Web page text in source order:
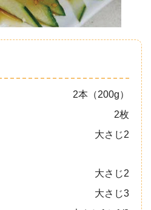
2本（200g）
2枚
大さじ2
大さじ2
大さじ3